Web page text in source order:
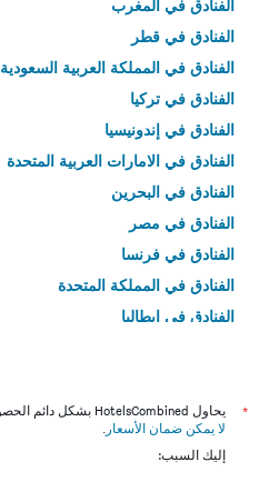
الفنادق في المغرب
الفنادق في قطر
الفنادق في المملكة العربية السعودية
الفنادق في تركيا
الفنادق في إندونيسيا
الفنادق في الامارات العربية المتحدة
الفنادق في البحرين
الفنادق في مصر
الفنادق في فرنسا
الفنادق في المملكة المتحدة
الفنادق في إيطاليا
*
يحاول HotelsCombined بشكل دائم الحصول على الأسعار الدقيقة، ولكن
لا يمكن ضمان الأسعار .
إليك السبب: